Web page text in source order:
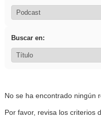
Buscar en:
No se ha encontrado ningún
Por favor, revisa los criterios